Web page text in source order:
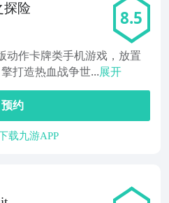
探险 8.5
动作卡牌类手机游戏，放置
打造热血战争世...展开
预约
载九游APP